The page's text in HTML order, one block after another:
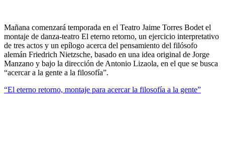
Mañana comenzará temporada en el Teatro Jaime Torres Bodet el
montaje de danza-teatro El eterno retorno, un ejercicio interpretativo
de tres actos y un epílogo acerca del pensamiento del filósofo
alemán Friedrich Nietzsche, basado en una idea original de Jorge
Manzano y bajo la dirección de Antonio Lizaola, en el que se busca
“acercar a la gente a la filosofía”.
“El eterno retorno, montaje para acercar la filosofía a la gente”